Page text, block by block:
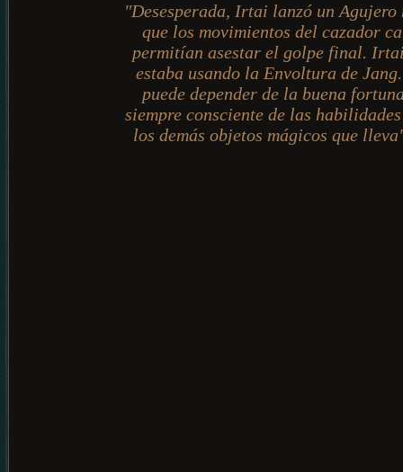
"Desesperada, Irtai lanzó un
que los movimientos del cazador
permitían asestar el golpe final.
estaba usando la Envoltura de
puede depender de la buena
siempre consciente de las
los demás objetos mágicos que